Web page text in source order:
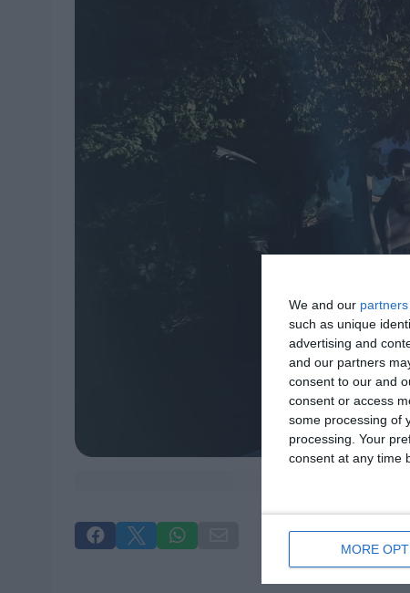
We and our partners
such as unique
advertising and
and our partners
consent to our and
consent or access
some processing of
processing. Your
consent at any time
MORE
  